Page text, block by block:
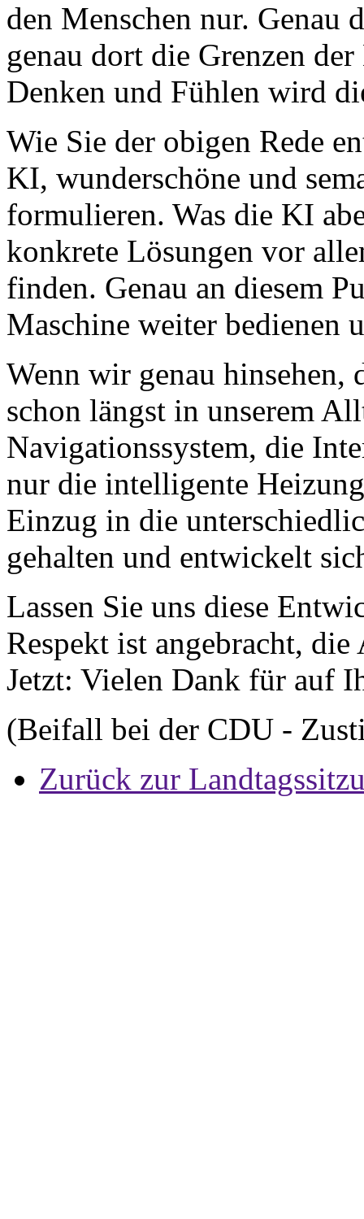
den Menschen nur. Genau
genau dort die Grenzen
Denken und Fühlen wird
Wie Sie der obigen Rede
KI, wunderschöne und
formulieren. Was die KI
konkrete Lösungen vor
finden. Genau an diesem
Maschine weiter bedienen
Wenn wir genau
schon längst in unserem
Navigationssystem, die
nur die intelligente
Einzug in die
gehalten und entwickelt
Lassen Sie uns diese
Respekt ist angebracht,
Jetzt: Vielen Dank für auf
(Beifall bei der CDU -
Zurück zur